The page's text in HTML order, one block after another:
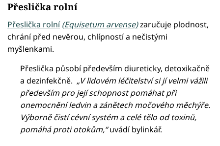
Přeslička rolní
Přeslička rolní (Equisetum arvense)zaručuje plodnost,
chrání před nevěrou, chlípností a nečistými
myšlenkami.
Přeslička působí především diureticky, detoxikačně
a dezinfekčně. „V lidovém léčitelství si jí velmi vážili
především pro její schopnost pomáhat při
onemocnění ledvin a zánětech močového měchýře.
Výborně čistí cévní systém a celé tělo od toxinů,
pomáhá proti otokům,“uvádí bylinkář.